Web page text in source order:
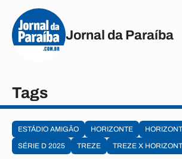
Jornal da Paraíba
Tags
ESTÁDIO AMIGÃO HORIZONTE
SÉRIE D 2025
TREZE TREZE X